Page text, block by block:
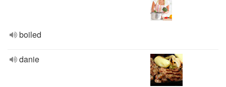
boiled
danie